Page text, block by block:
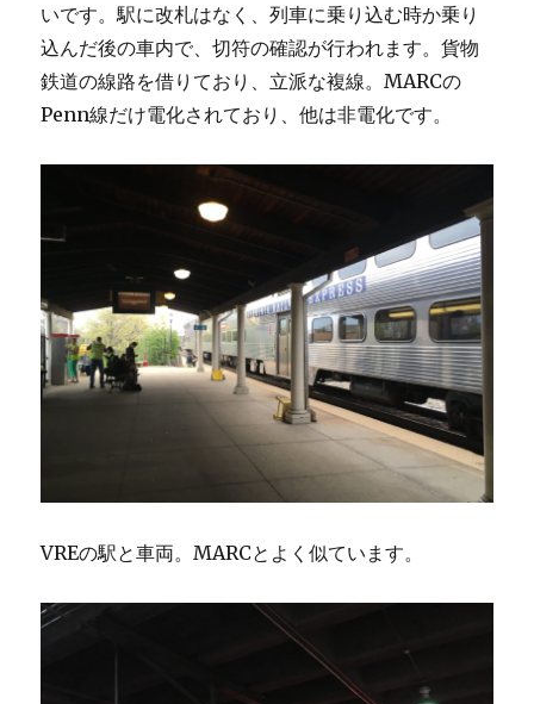
いです。駅に改札はなく、列車に乗り込む時か乗り
込んだ後の車内で、切符の確認が行われます。貨物
鉄道の線路を借りており、立派な複線。MARCの
Penn線だけ電化されており、他は非電化です。
VREの駅と車両。MARCとよく似ています。